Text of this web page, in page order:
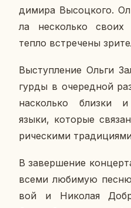
ди­ми­ра Вы­соц­ко­го.
ла несколь­ко
тепло встре­че­ны
Вы­ступ­ле­ние Ольги
гур­ды в оче­ред­ной
на­сколь­ко близки
языки, ко­то­рые
ри­че­ски­ми
В за­вер­ше­ние
всеми лю­би­мую
вой и Ни­ко­лая